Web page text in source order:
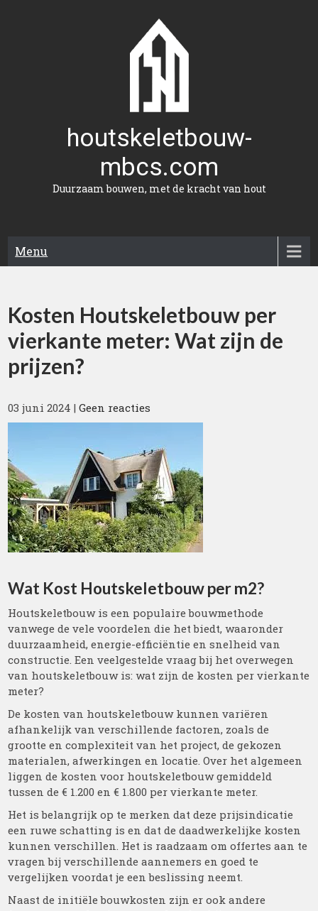
houtskeletbouw-
mbcs.com
Duurzaam bouwen, met de kracht van hout
Menu
Kosten Houtskeletbouw per
vierkante meter: Wat zijn de
prijzen?
03 juni 2024 |Geen reacties
Wat Kost Houtskeletbouw per m2?
Houtskeletbouw is een populaire bouwmethode
vanwege de vele voordelen die het biedt, waaronder
duurzaamheid, energie-efficiëntie en snelheid van
constructie. Een veelgestelde vraag bij het overwegen
van houtskeletbouw is: wat zijn de kosten per vierkante
meter?
De kosten van houtskeletbouw kunnen variëren
afhankelijk van verschillende factoren, zoals de
grootte en complexiteit van het project, de gekozen
materialen, afwerkingen en locatie. Over het algemeen
liggen de kosten voor houtskeletbouw gemiddeld
tussen de € 1.200 en € 1.800 per vierkante meter.
Het is belangrijk op te merken dat deze prijsindicatie
een ruwe schatting is en dat de daadwerkelijke kosten
kunnen verschillen. Het is raadzaam om offertes aan te
vragen bij verschillende aannemers en goed te
vergelijken voordat je een beslissing neemt.
Naast de initiële bouwkosten zijn er ook andere